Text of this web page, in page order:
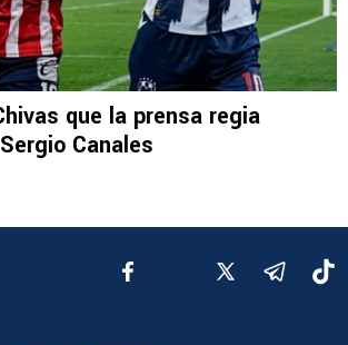
que la prensa regia
Canales